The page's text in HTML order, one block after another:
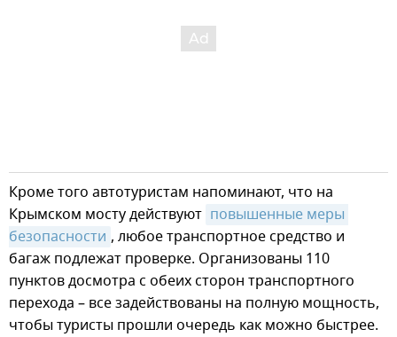
Кроме того автотуристам напоминают, что на
Крымском мосту действуют повышенные меры
безопасности , любое транспортное средство и
багаж подлежат проверке. Организованы 110
пунктов досмотра с обеих сторон транспортного
перехода – все задействованы на полную мощность,
чтобы туристы прошли очередь как можно быстрее.